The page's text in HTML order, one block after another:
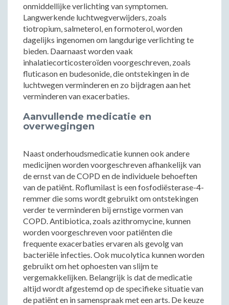
onmiddellijke verlichting van symptomen.
Langwerkende luchtwegverwijders, zoals
tiotropium, salmeterol, en formoterol, worden
dagelijks ingenomen om langdurige verlichting te
bieden. Daarnaast worden vaak
inhalatiecorticosteroïden voorgeschreven, zoals
fluticason en budesonide, die ontstekingen in de
luchtwegen verminderen en zo bijdragen aan het
verminderen van exacerbaties.
Aanvullende medicatie en
overwegingen
Naast onderhoudsmedicatie kunnen ook andere
medicijnen worden voorgeschreven afhankelijk van
de ernst van de COPD en de individuele behoeften
van de patiënt. Roflumilast is een fosfodiësterase-4-
remmer die soms wordt gebruikt om ontstekingen
verder te verminderen bij ernstige vormen van
COPD. Antibiotica, zoals azithromycine, kunnen
worden voorgeschreven voor patiënten die
frequente exacerbaties ervaren als gevolg van
bacteriële infecties. Ook mucolytica kunnen worden
gebruikt om het ophoesten van slijm te
vergemakkelijken. Belangrijk is dat de medicatie
altijd wordt afgestemd op de specifieke situatie van
de patiënt en in samenspraak met een arts. De keuze